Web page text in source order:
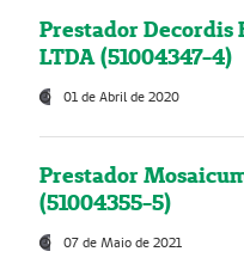
Prestador Decordis
LTDA (51004347-4)
01 de Abril de 2020
Prestador
(51004355-5)
07 de Maio de 2021